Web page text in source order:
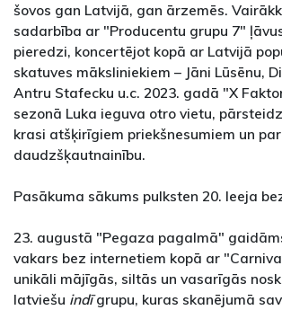
šovos gan Latvijā, gan ārzemēs.
sadarbība ar "Producentu grupu 7"
pieredzi, koncertējot kopā ar Latvijā
skatuves māksliniekiem – Jāni Lūsēnu,
Antru Stafecku u.c. 2023. gadā "X
sezonā Luka ieguva otro vietu,
krasi atšķirīgiem priekšnesumiem un
daudzšķautnainību.
Pasākuma sākums pulksten 20. Ieeja
23. augustā "Pegaza pagalmā"
vakars bez internetiem kopā ar
unikāli mājīgās, siltās un vasarīgās
latviešu indīgrupu, kuras skanējumā